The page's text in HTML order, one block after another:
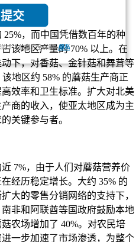
提交
的个人信息完全保密.隐私
，而中国凭借数百年的种
该地区产量的 70% 以上。在
下，对香菇、金针菇和舞茸等
地区约 58% 的蘑菇生产商正
效率和卫生标准。扩大对北美
商的收入，使亚太地区成为主
关键参与者。
7%，由于人们对蘑菇营养价
经历稳定增长。大约 35% 的
大的零售分销网络的支持下，
非和阿联酋等国政府鼓励本地
农场增加了 40%。对农民培
一步加速了市场渗透，为整个